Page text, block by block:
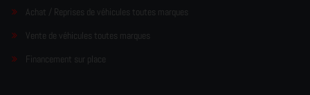
Achat / Reprises de véhicules toutes marques
Vente de véhicules toutes marques
Financement sur place